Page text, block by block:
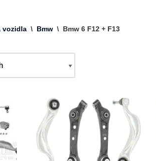
vozidla \ Bmw \ Bmw 6 F12 + F13